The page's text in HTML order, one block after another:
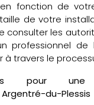
fonction de
de votre
consulter les
professionnel de
à travers le
pour une
du-Plessis